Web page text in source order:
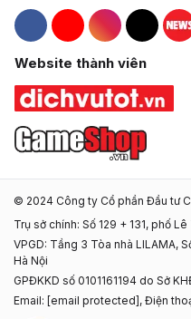
Hacom Facebook
Hacom YouTube
Hacom
Website thành viên
© 2024 Công ty Cổ phần Đầu tư
Trụ sở chính: Số 129 + 131, phố
VPGD: Tầng 3 Tòa nhà LILAMA,
Hà Nội
GPĐKKD số 0101161194 do Sở
Email: [email protected] , Điện